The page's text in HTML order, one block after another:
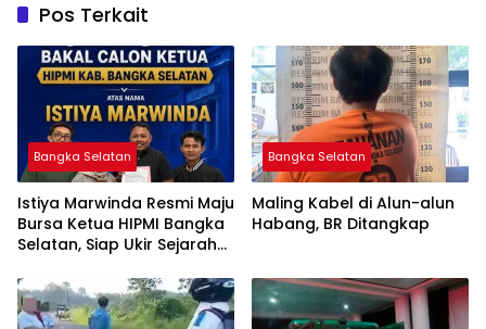
Pos Terkait
Bangka Selatan
Istiya Marwinda Resmi Maju
Bursa Ketua HIPMI Bangka
Selatan, Siap Ukir Sejarah
Pertama
Bangka Selatan
Maling Kabel di Alun-alun
Habang, BR Ditangkap